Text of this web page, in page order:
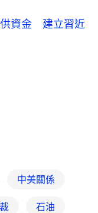
供資金 建立習近
中美關係
石油